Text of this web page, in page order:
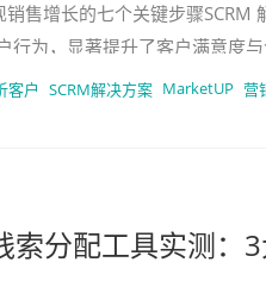
售增长的七个关键步骤SCRM
行为，显著提升了客户满意度
面临着激烈的竞
客户 SCRM解决方案 MarketUP 营
索分配工具实测：